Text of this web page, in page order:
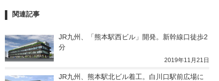
関連記事
JR九州、「熊本駅西ビル」開発。新幹線口徒歩2
分
2019年11月21日
JR九州、熊本駅北ビル着工。白川口駅前広場に